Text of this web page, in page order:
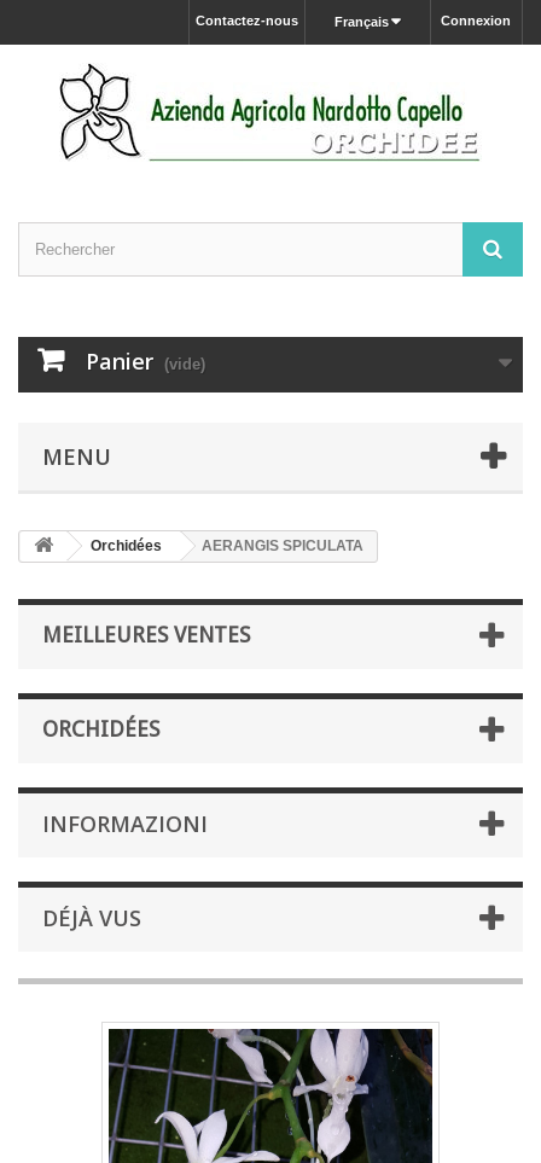
Connexion
Français
Contactez-nous
Panier (vide)
MENU
Orchidées AERANGIS SPICULATA
MEILLEURES VENTES
ORCHIDÉES
INFORMAZIONI
DÉJÀ VUS